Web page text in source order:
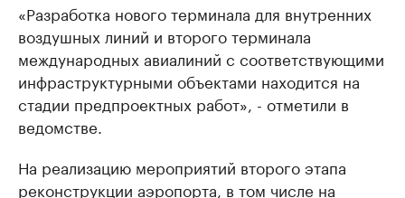
«Разработка нового терминала для внутренних
воздушных линий и второго терминала
международных авиалиний с соответствующими
инфраструктурными объектами находится на
стадии предпроектных работ», - отметили в
ведомстве.
На реализацию мероприятий второго этапа
реконструкции аэропорта, в том числе на